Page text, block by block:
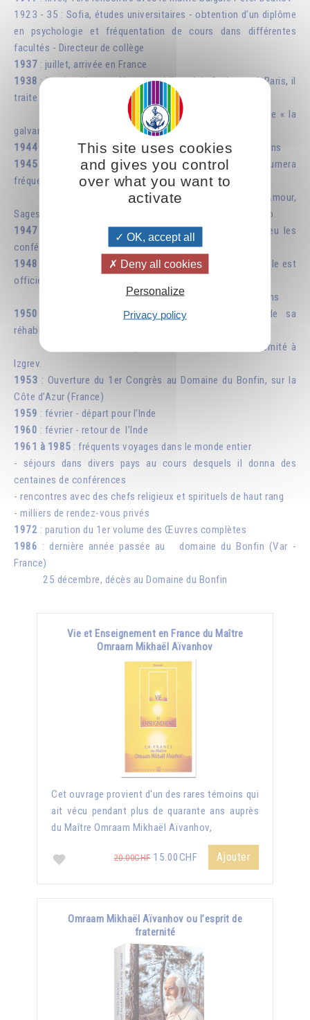
1923 - 35 : Sofia, études universitaires - obtention d’un diplôme
en psychologie et fréquentation de cours dans différentes
facultés - Directeur de collège
1937 : juillet, arrivée en France
1938 : janvier, 1ère conférence publique à la Sorbonne à Paris, il
traite de « la deuxième naissance ».
juin, 1ère conférence publique à Lyon, il traite de « la
galvanoplastie spirituelle » sur l'éducation prénatale
1944 : 27 décembre, décès de Peter Deunov à l’âge de 80 ans
1945 : 1er groupe fraternel en Suisse, pays où il séjournera
fréquemment, notamment en février-mars
Noël, publication du 1er ouvrage, intitulé « Amour,
Sagesse, Vérité », avec une introduction de Lanza del Vasto.
1947 : achat de la propriété « Izgrev » à Paris où ont lieu les
conférences et rencontres.
1948 : 16 janvier, l'association Fraternité Blanche Universelle est
officiellement créée.
21 janvier : arrestation suite à de fausses accusations
1950 : mars, libération, qui sera suivie en 1960 de sa
réhabilitation
mi-mars 1950, reprise de contact avec la fraternité à
Izgrev.
1953 : Ouverture du 1er Congrès au Domaine du Bonfin, sur la
Côte d’Azur (France)
1959 : février - départ pour l’Inde
1960 : février - retour de l’Inde
1961 à 1985 : fréquents voyages dans le monde entier
- séjours dans divers pays au cours desquels il donna des
centaines de conférences
- rencontres avec des chefs religieux et spirituels de haut rang
- milliers de rendez-vous privés
1972 : parution du 1er volume des Œuvres complètes
1986 : dernière année passée au domaine du Bonfin (Var -
France)
25 décembre, décès au Domaine du Bonfin
Vie et Enseignement en France du Maître
Omraam Mikhaël Aïvanhov
Cet ouvrage provient d'un des rares témoins qui
ait vécu pendant plus de quarante ans auprès
du Maître Omraam Mikhaël Aïvanhov,
20.00CHF15.00CHF Ajouter
Omraam Mikhaël Aïvanhov ou l’esprit de
fraternité
This site uses cookies
and gives you control
over what you want to
activate
OK, accept all
Deny all cookies
Personalize
Privacy policy